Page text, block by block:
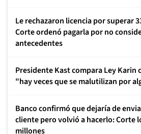
Le rechazaron licencia por superar
Corte ordenó pagarla por no
antecedentes
Presidente Kast compara Ley Karin
"hay veces que se malutilizan por
Banco confirmó que dejaría de
cliente pero volvió a hacerlo: Corte
millones